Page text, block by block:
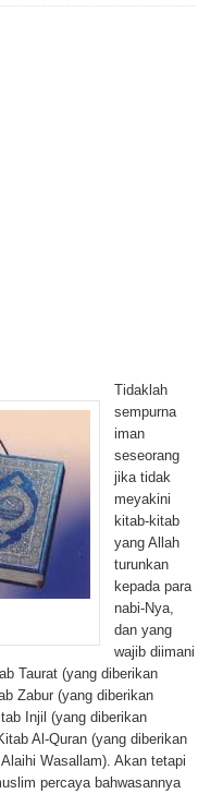
Tidaklah
sempurna
iman
seseorang
jika tidak
meyakini
kitab-kitab
yang Allah
turunkan
kepada para
nabi-Nya,
dan yang
wajib diimani
Taurat (yang diberikan
Zabur (yang diberikan
Injil (yang diberikan
Al-Quran (yang diberikan
Wasallam). Akan tetapi
percaya bahwasannya